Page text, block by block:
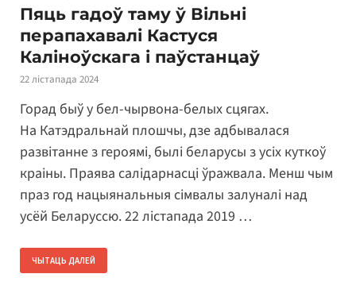
Пяць гадоў таму ў Вільні
перапахавалі Кастуся
Каліноўскага і паўстанцаў
22 лістапада 2024
Горад быў у бел-чырвона-белых сцягах.
На Катэдральнай плошчы, дзе адбывалася
развітанне з героямі, былі беларусы з усіх куткоў
краіны. Праява салідарнасці ўражвала. Менш чым
праз год нацыянальныя сімвалы залуналі над
усёй Беларуссю. 22 лістапада 2019 …
ЧЫТАЦЬ ДАЛЕЙ